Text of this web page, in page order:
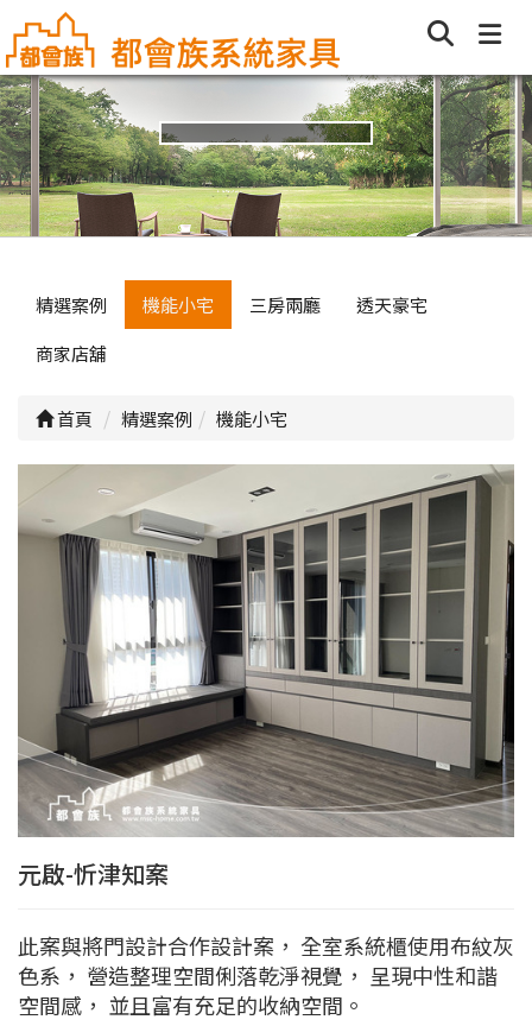
精選案例 機能小宅 三房兩廳
透天豪宅
商家店舖
首頁 精選案例 機能小宅
元啟-忻津知案
此案與將門設計合作設計案， 全室系統櫃使用布紋灰
色系， 營造整理空間俐落乾淨視覺， 呈現中性和諧
空間感， 並且富有充足的收納空間。